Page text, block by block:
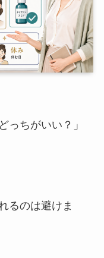
っちがいい？」
るのは避けま